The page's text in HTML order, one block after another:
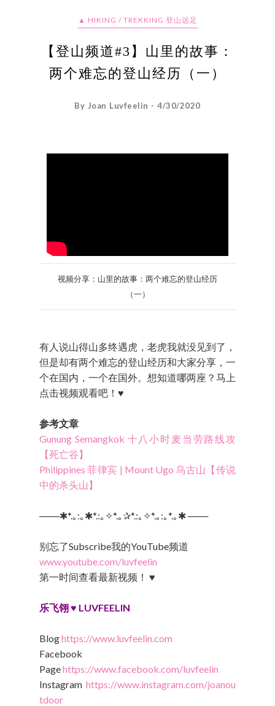
▲ HIKING / TREKKING 登山远足
【登山频道#3】山里的故事：
两个难忘的登山经历（一）
By Joan Luvfeelin - 4/30/2020
视频分享：山里的故事：两个难忘的登山经历
（一）
有人说山得山多终遇虎，老虎我就没见到了，
但是却有两个难忘的登山经历和大家分享，一
个在国内，一个在国外。想知道哪两座？马上
点击视频观看吧！♥
参考文章
Gunung Semangkok 十八小时麦当劳路线攻
【死亡谷】
Philippines 菲律宾 | Mount Ugo 乌古山【传说
中的杀头山】
───✱*.｡:｡✱*.:｡✧*.｡✰*.:｡✧*.｡:｡*.｡✱ ───
别忘了Subscribe我的YouTube频道
www.youtube.com/luvfeelin
第一时间查看最新视频！ ♥
乐飞翎 ♥ LUVFEELIN
Bloghttps://www.luvfeelin.com
Facebook
Pagehttps://www.facebook.com/luvfeelin
Instagram https://www.instagram.com/joanou
tdoor